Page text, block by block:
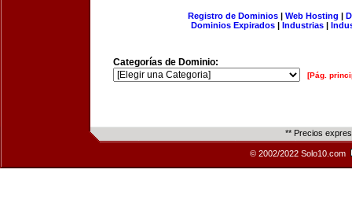
Registro de Dominios| Web Hosting |
Dominios Expirados | Industrias |
Categorías de Dominio:
[Pág.
** Precios
© 2002/2022 Solo10.com